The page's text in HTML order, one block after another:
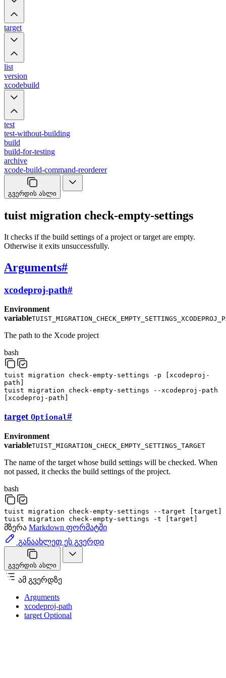
target
list
version
xcodebuild
test
test-without-building
build
build-for-testing
archive
xcode-build-command-reorderer
გვერდის ასლი
tuist migration check-empty-settings
It checks if the build settings of a project or target are empty.
Otherwise it exits unsuccessfully.
Arguments#
xcodeproj-path#
Environment
variable
The path to the Xcode project
bash
tuist migration check-empty-settings -p
xcodeproj-
path
tuist migration check-empty-settings
--xcodeproj-path
xcodeproj-path
target Optional#
Environment
variableTUIST_MIGRATION_CHECK_EMPTY_SETTINGS_TARGET
The name of the target whose build settings will be checked. When
not passed, it checks the build settings of the project.
bash
tuist migration check-empty-settings --target target
tuist migration check-empty-settings -t target
მზერა Markdown ფორმატში
განაახლეთ ეს გვერდი
გვერდის ასლი
ამ გვერდზე
Arguments
xcodeproj-path
target Optional